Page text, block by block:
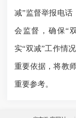
减”监督举报电话
会监督，确保“
实“双减”工作情
重要依据，将教
重要参考。